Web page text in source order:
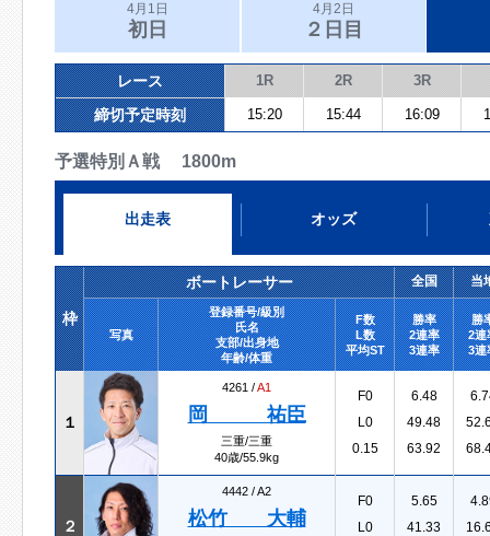
4月1日
初日
4月2日
２日目
レース 1R 2R 3R
締切予定時刻 15:20 15:44 16:09
予選特別Ａ戦 1800m
出走表 オッズ
枠
ボートレーサー 全国 当
写真
登録番号/級別
氏名
支部/出身地
年齢/体重
F数
L数
平均ST
勝率
2連率
3連率
勝
2連
3連
１
4261 /A1
岡 祐臣
三重/三重
40歳/55.9kg
F0
L0
0.15
6.48
49.48
63.92
２
4442 /A2
松竹 大輔
F0
L0
5.65
41.33